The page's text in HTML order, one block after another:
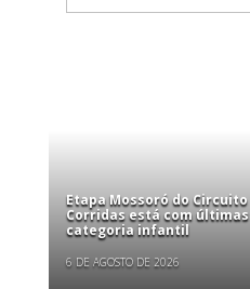
Etapa Mossoró do Circuito
Corridas está com
categoria infantil
6 DE AGOSTO DE 2026